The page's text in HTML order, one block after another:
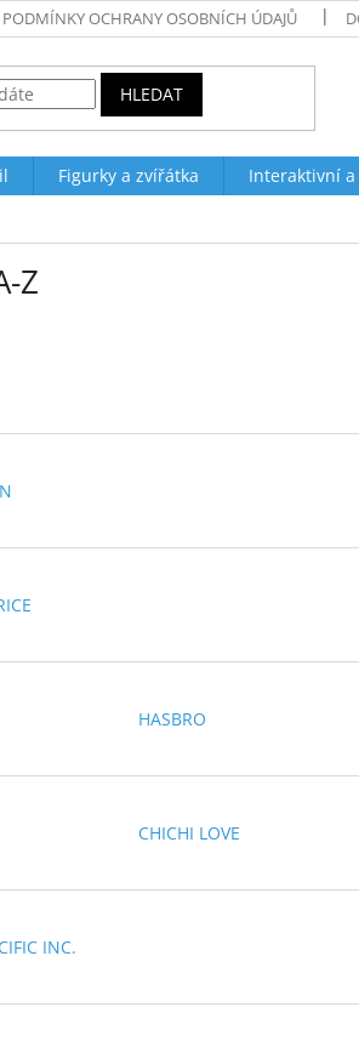
PODMÍNKY OCHRANY OSOBNÍCH ÚDAJŮ
HLEDAT
Figurky a zvířátka Interaktivní a
Z
HASBRO
CHICHI LOVE
INC.